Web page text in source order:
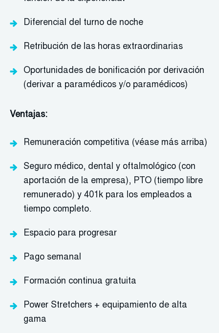
Diferencial del turno de noche
Retribución de las horas extraordinarias
Oportunidades de bonificación por derivación
(derivar a paramédicos y/o paramédicos)
Ventajas:
Remuneración competitiva (véase más arriba)
Seguro médico, dental y oftalmológico (con
aportación de la empresa), PTO (tiempo libre
remunerado) y 401k para los empleados a
tiempo completo.
Espacio para progresar
Pago semanal
Formación continua gratuita
Power Stretchers + equipamiento de alta
gama